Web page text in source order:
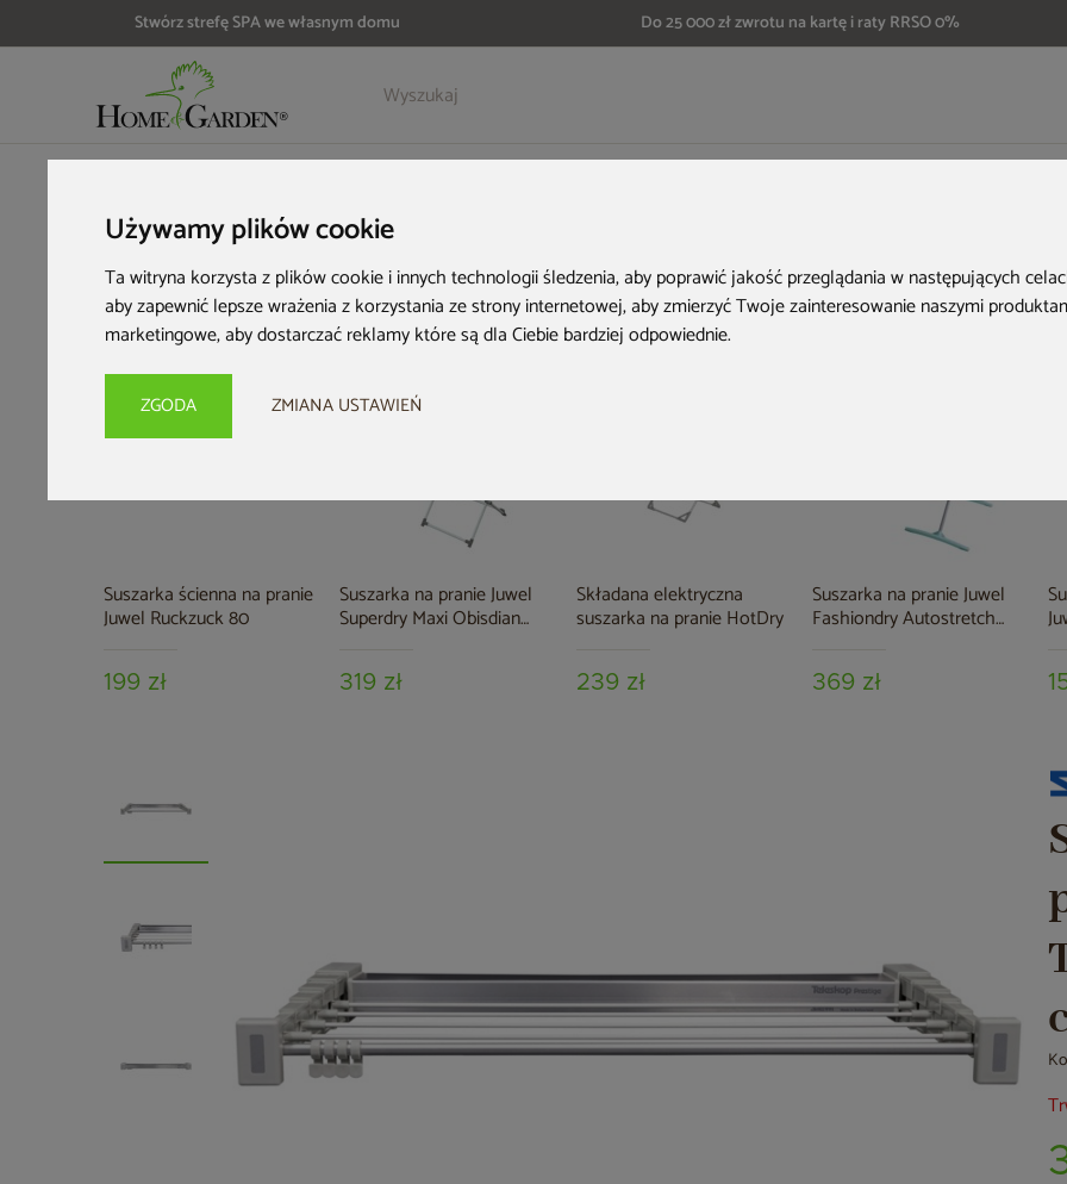
Używamy plików cookie
Ta witryna korzysta z plików cookie i innych technologii śledzenia, aby poprawić jakość przeglądania w następujących
aby zapewnić lepsze wrażenia z korzystania ze strony internetowej,aby zmierzyć Twoje zainteresowanie naszymi
marketingowe,aby dostarczać reklamy które są dla Ciebie bardziej odpowiednie.
ZGODA ZMIANA USTAWIEŃ
Stwórz strefę SPA we własnym domu Do 25 000 zł zwrotu na kartę i raty RRSO 0%
Szczegóły Opinie
Suszarka ścienna na pranie
Juwel Ruckzuck 80
199 zł
Suszarka na pranie Juwel
Superdry Maxi Obisdian
319 zł
Składana elektryczna
suszarka na pranie HotDry
239 zł
Suszarka na pranie Juwel
Fashiondry Autostretch
369 zł